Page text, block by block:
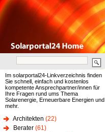
Im solarportal24-Linkverzeichnis finden
Sie schnell, einfach und kostenlos
kompetente Ansprechpartner/innen für
Ihre Fragen rund ums Thema
Solarenergie, Erneuerbare Energien und
mehr.
Architekten (22)
Berater (61)